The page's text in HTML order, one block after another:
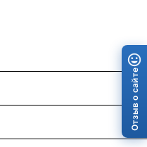
Отзыв о сайте